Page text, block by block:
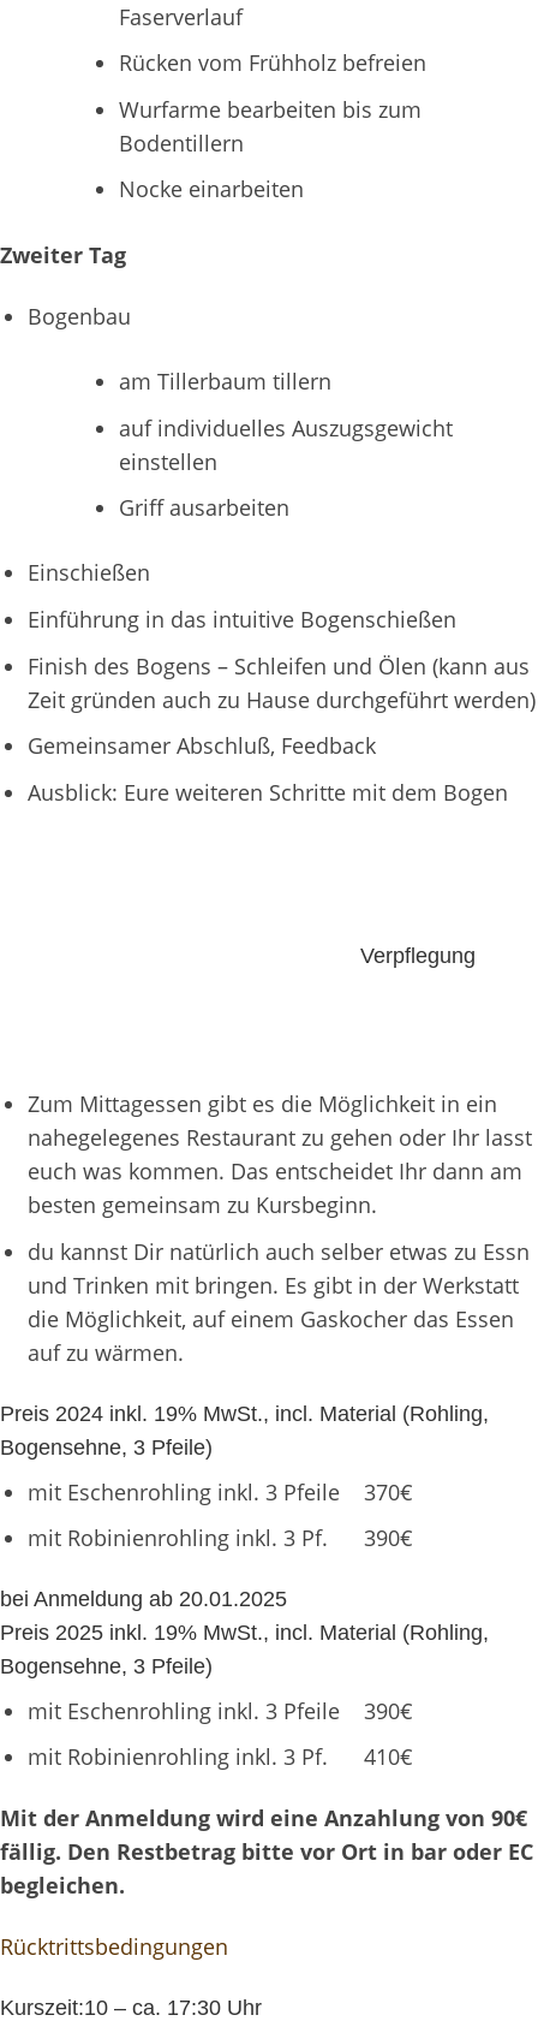
Faserverlauf
Rücken vom Frühholz befreien
Wurfarme bearbeiten bis zum
Bodentillern
Nocke einarbeiten
Zweiter Tag
Bogenbau
am Tillerbaum tillern
auf individuelles Auszugsgewicht
einstellen
Griff ausarbeiten
Einschießen
Einführung in das intuitive Bogenschießen
Finish des Bogens – Schleifen und Ölen (kann aus
Zeit gründen auch zu Hause durchgeführt werden)
Gemeinsamer Abschluß, Feedback
Ausblick: Eure weiteren Schritte mit dem Bogen
Verpflegung
Zum Mittagessen gibt es die Möglichkeit in ein
nahegelegenes Restaurant zu gehen oder Ihr lasst
euch was kommen. Das entscheidet Ihr dann am
besten gemeinsam zu Kursbeginn.
du kannst Dir natürlich auch selber etwas zu Essn
und Trinken mit bringen. Es gibt in der Werkstatt
die Möglichkeit, auf einem Gaskocher das Essen
auf zu wärmen.
Preis 2024 inkl. 19% MwSt., incl. Material (Rohling,
Bogensehne, 3 Pfeile)
mit Eschenrohling inkl. 3 Pfeile 370€
mit Robinienrohling inkl. 3 Pf. 390€
bei Anmeldung ab 20.01.2025
Preis 2025 inkl. 19% MwSt., incl. Material (Rohling,
Bogensehne, 3 Pfeile)
mit Eschenrohling inkl. 3 Pfeile 390€
mit Robinienrohling inkl. 3 Pf. 410€
Mit der Anmeldung wird eine Anzahlung von 90€
fällig. Den Restbetrag bitte vor Ort in bar oder EC
begleichen.
Rücktrittsbedingungen
Kurszeit:10 – ca. 17:30 Uhr